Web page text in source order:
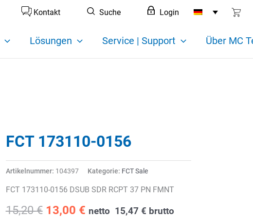
Kontakt Suche Login
Lösungen Service | Support Über MC
FCT 173110-0156
Artikelnummer: 104397 Kategorie: FCT Sale
FCT 173110-0156 DSUB SDR RCPT 37 PN FMNT
15,20€ Ursprünglicher
13,00 €Aktueller
netto 15,47 € brutto